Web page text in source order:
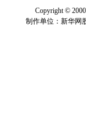
Copyright ©
制作单位：新华